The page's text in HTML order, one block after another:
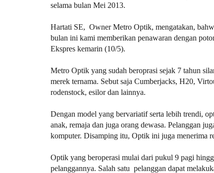
selama bulan Mei 2013.
Hartati SE, Owner Metro Optik, mengatakan,
bulan ini kami memberikan penawaran dengan
Ekspres kemarin (10/5).
Metro Optik yang sudah beroprasi sejak 7 tahun
merek ternama. Sebut saja Cumberjacks, H20,
rodenstock, esilor dan lainnya.
Dengan model yang bervariatif serta lebih trendi,
anak, remaja dan juga orang dewasa. Pelanggan
komputer. Disamping itu, Optik ini juga menerima
Optik yang beroperasi mulai dari pukul 9 pagi
pelanggannya. Salah satu pelanggan dapat